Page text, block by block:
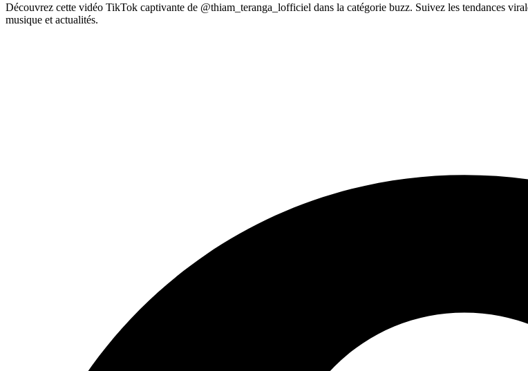
Découvrez cette vidéo TikTok captivante de @thiam_teranga_lofficiel dans la catégorie buzz. Suivez les tendances
musique et actualités.